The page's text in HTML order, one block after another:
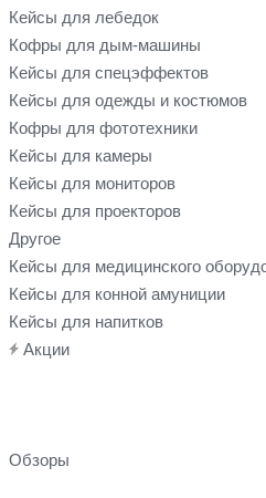
Кейсы для лебедок
Кофры для дым-машины
Кейсы для спецэффектов
Кейсы для одежды и костюмов
Кофры для фототехники
Кейсы для камеры
Кейсы для мониторов
Кейсы для проекторов
Другое
Кейсы для медицинского
Кейсы для конной амуниции
Кейсы для напитков
Акции
Обзоры